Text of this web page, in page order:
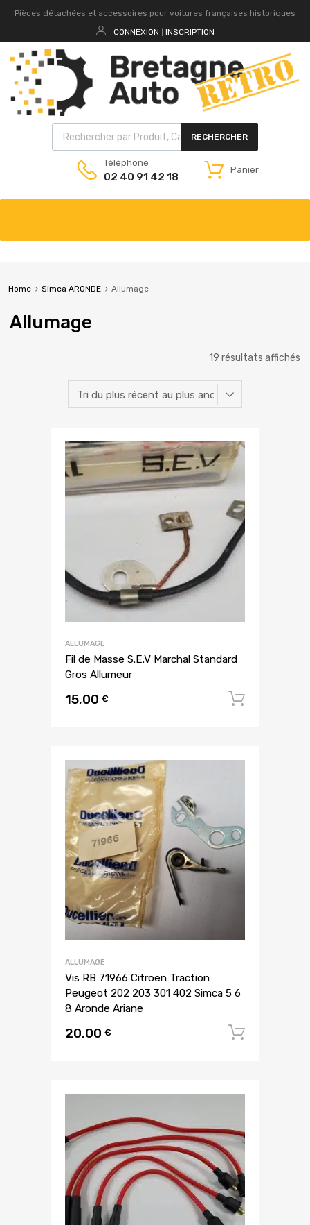
Pièces détachées et accessoires pour voitures françaises historiques
CONNEXION
INSCRIPTION
RECHERCHER
Téléphone
02 40 91 42 18
Panier
Home Simca ARONDE Allumage
Allumage
19 résultats affichés
ALLUMAGE
Fil de Masse S.E.V Marchal Standard
Gros Allumeur
15,00 €
ALLUMAGE
Vis RB 71966 Citroën Traction
Peugeot 202 203 301 402 Simca 5 6
8 Aronde Ariane
20,00 €